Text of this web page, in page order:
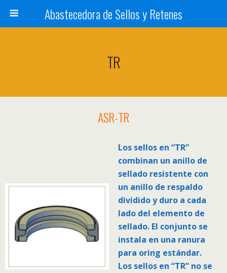
Abastecedora de Sellos y Retenes
TR
ASR-TR
Los sellos en “TR”
combinan un anillo de
sellado resistente con
un anillo de respaldo
dividido y duro a cada
lado del elemento de
sellado. El conjunto se
instala en una ranura
para oring estándar.
Los sellos en “TR” no se